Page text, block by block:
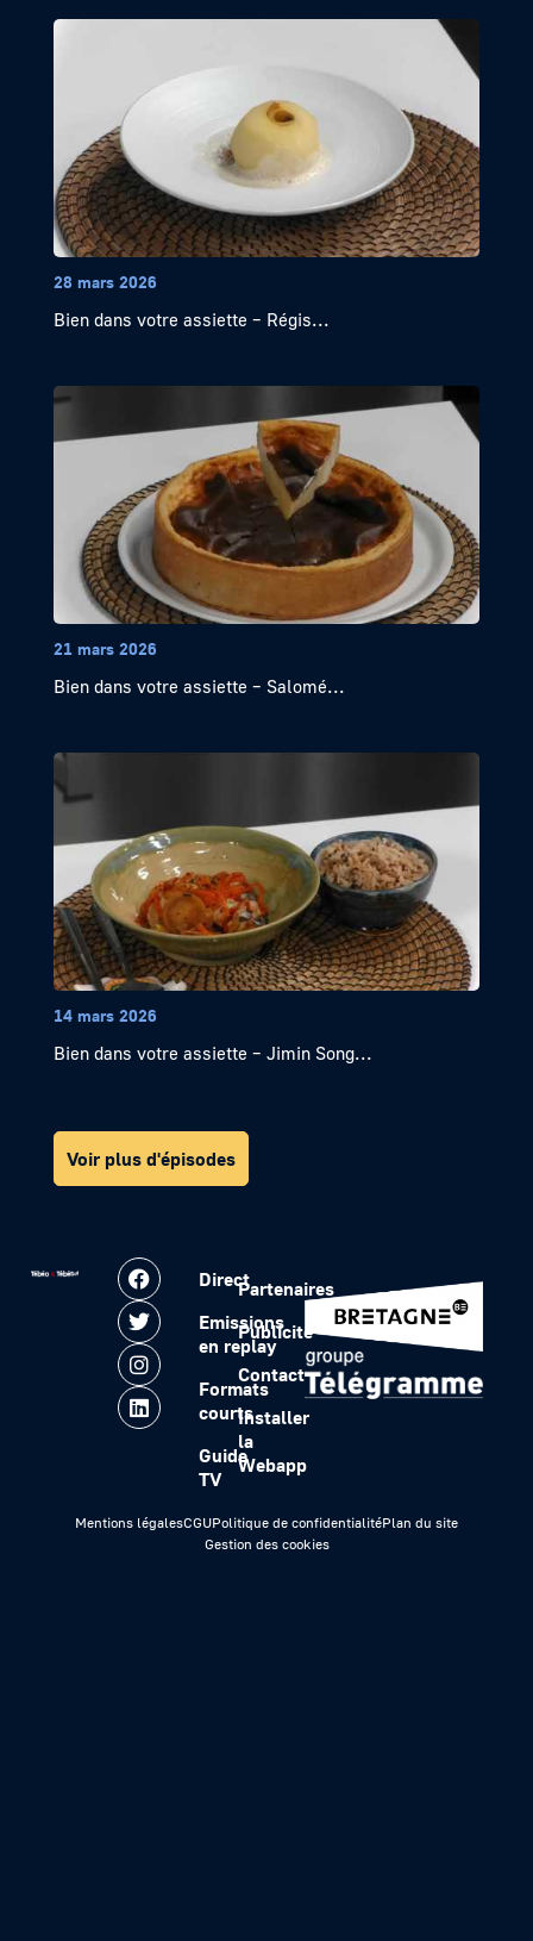
28 mars 2026
Bien dans votre assiette – Régis...
21 mars 2026
Bien dans votre assiette – Salomé...
14 mars 2026
Bien dans votre assiette – Jimin Song...
Voir plus d'épisodes
Direct
Emissions
en replay
Formats
courts
Guide
TV
Partenaires
Publicité
Contact
Installer
la
Webapp
Mentions légalesCGUPolitique de confidentialitéPlan du site
Gestion des cookies